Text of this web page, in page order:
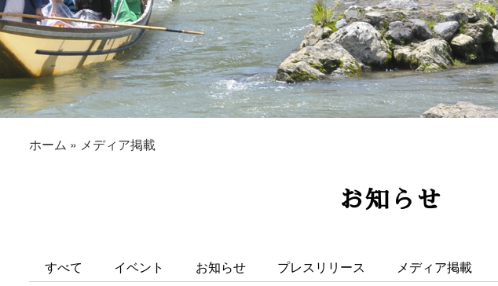
ホーム » メディア掲載
お知らせ
すべて イベント お知らせ プレスリリース メディア掲載